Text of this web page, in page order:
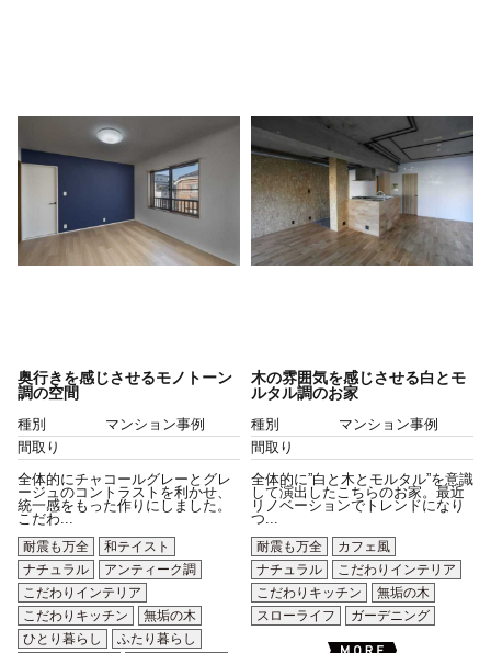
奥行きを感じさせるモノトーン
調の空間
種別
マンション事例
間取り
全体的にチャコールグレーとグレ
ージュのコントラストを利かせ、
統一感をもった作りにしました。
こだわ...
耐震も万全
和テイスト
ナチュラル
アンティーク調
こだわりインテリア
こだわりキッチン
無垢の木
ひとり暮らし
ふたり暮らし
木の雰囲気を感じさせる白とモ
ルタル調のお家
種別
マンション事例
間取り
全体的に”白と木とモルタル”を意識
して演出したこちらのお家。最近
リノベーションでトレンドになり
つ...
耐震も万全
カフェ風
ナチュラル
こだわりインテリア
こだわりキッチン
無垢の木
スローライフ
ガーデニング